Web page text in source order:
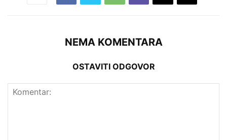
NEMA KOMENTARA
OSTAVITI ODGOVOR